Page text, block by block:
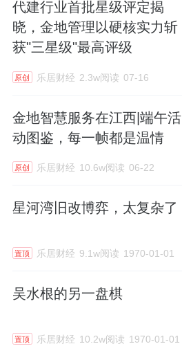
代建行业首批星级评定揭
晓，金地管理以硬核实力斩
获"三星级"最高评级
原创 乐居财经 2.3w阅读 07-16
金地智慧服务在江西|端午活
动图鉴，每一帧都是温情
原创 乐居财经 10.6w阅读 06-22
星河湾旧改博弈，太复杂了
置顶 乐居财经 9.1w阅读 1970-01-01
吴水根的另一盘棋
置顶 乐居财经 10.2w阅读 1970-01-01